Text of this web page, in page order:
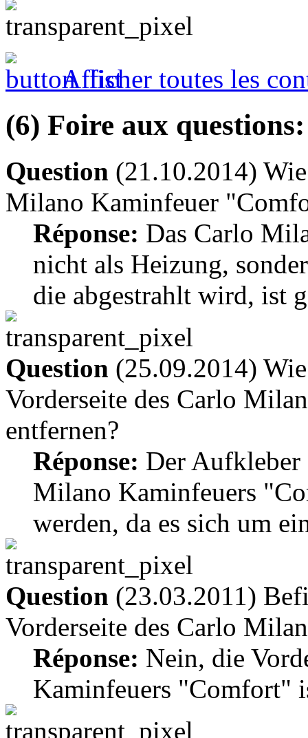
Afficher toutes les
(6) Foire aux questions:
Question (21.10.2014)
Milano Kaminfeuer
Réponse: Das Carlo
nicht als Heizung,
die abgestrahlt wird, ist
Question (25.09.2014)
Vorderseite des Carlo
entfernen?
Réponse: Der Aufkleber
Milano Kaminfeuers
werden, da es sich um
Question (23.03.2011)
Vorderseite des Carlo
Réponse: Nein, die
Kaminfeuers "Comfort"